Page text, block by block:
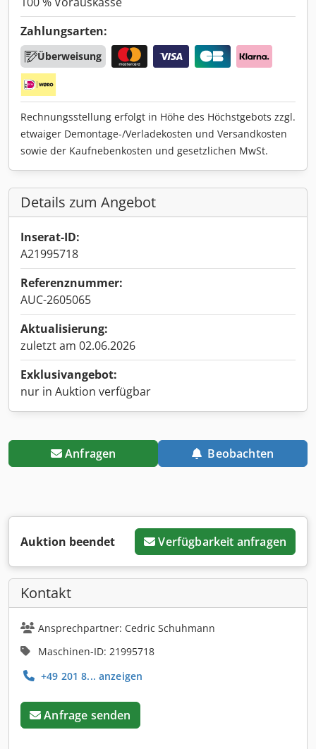
Zahlungsarten:
Überweisung
Rechnungsstellung erfolgt in Höhe des Höchstgebots zzgl.
etwaiger Demontage-/Verladekosten und Versandkosten
sowie der Kaufnebenkosten und gesetzlichen MwSt.
Details zum Angebot
Inserat-ID:
A21995718
Referenznummer:
AUC-2605065
Aktualisierung:
zuletzt am 02.06.2026
Exklusivangebot:
nur in Auktion verfügbar
Anfragen Beobachten
Auktion beendet Verfügbarkeit anfragen
Kontakt
Ansprechpartner: Cedric Schuhmann
Maschinen-ID: 21995718
+49 201 8... anzeigen
Anfrage senden